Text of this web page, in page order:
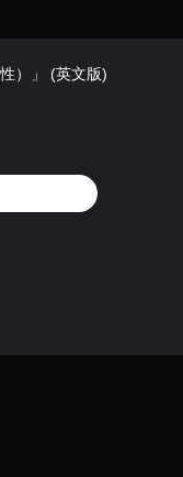
）」 (英文版)